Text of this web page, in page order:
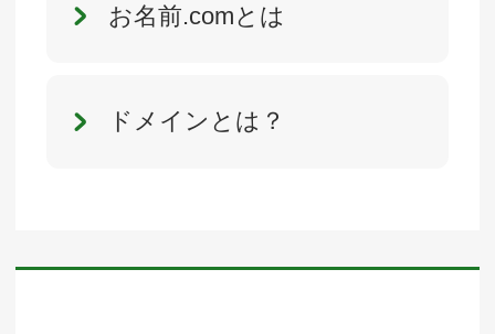
お名前.comとは
ドメインとは？